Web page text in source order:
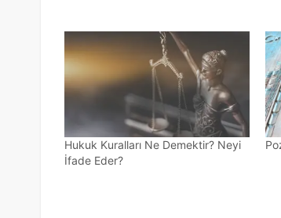
Hukuk Kuralları Ne Demektir? Neyi
İfade Eder?